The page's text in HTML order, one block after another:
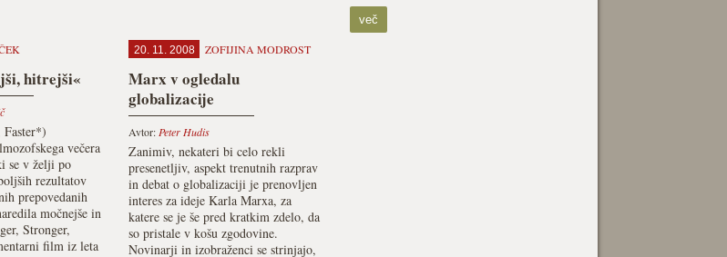
več
hitrejši«
Faster*)
večera
se v želji po
rezultatov
prepovedanih
močnejše in
Stronger,
film iz leta
20. 11. 2008 ZOFIJINA MODROST
Marx v ogledalu
globalizacije
Avtor: Peter Hudis
Zanimiv, nekateri bi celo rekli
presenetljiv, aspekt trenutnih razprav
in debat o globalizaciji je prenovljen
interes za ideje Karla Marxa, za
katere se je še pred kratkim zdelo, da
so pristale v košu zgodovine.
Novinarji in izobraženci se strinjajo,